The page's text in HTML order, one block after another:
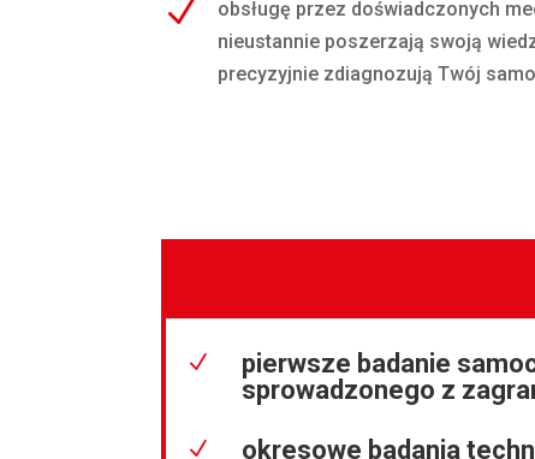
N
obsługę przez doświadczonych
nieustannie poszerzają swoją
precyzyjnie zdiagnozują Twój
N
pierwsze badanie
sprowadzonego z
N okresowe badania